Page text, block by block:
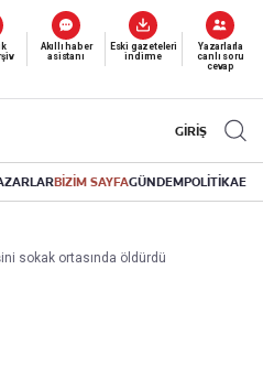
Akıllı haber
asistanı
Eski gazeteleri
indirme
Yazarlarla
canlı soru
cevap
GİRİŞ
BİZİM SAYFAGÜNDEMPOLİTİKA
sokak ortasında öldürdü